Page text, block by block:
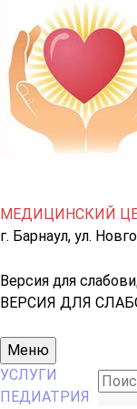
МЕДИЦИНСКИЙ
г. Барнаул, ул.
Версия для
ВЕРСИЯ ДЛЯ
Основное
меню
Меню
УСЛУГИ
ПЕДИАТРИЯ